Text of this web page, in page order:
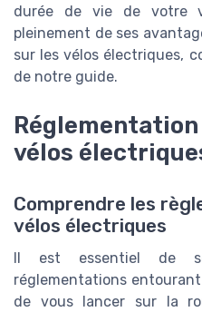
durée de vie de votre
pleinement de ses
sur les vélos électriques,
de notre guide.
vélos
Comprendre les
vélos électriques
Il est essentiel de
réglementations
de vous lancer sur la